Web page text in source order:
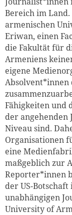
Bereich im
armenischen
Eriwan, einen
die Fakultät für
Armeniens
eigene
Absolvent*innen
Fähigkeiten und
der
Niveau sind.
Organisationen
eine
maßgeblich zur
Reporter*innen
der US-
unabhängigen
University of